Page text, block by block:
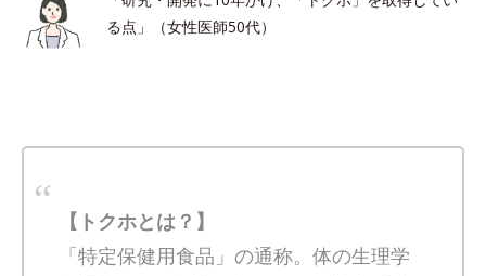
る点」（女性医師50代）
【トクホとは？】
「特定保健用食品」の通称。体の生理学